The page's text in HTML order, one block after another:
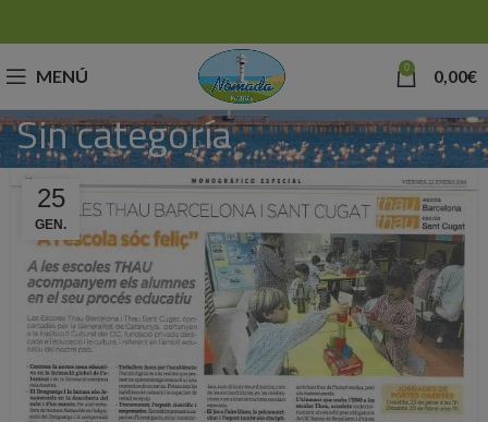
MENÚ 0 0,00€
Sin categoría
25
GEN.